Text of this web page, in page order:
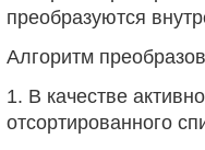
преобразуются
Алгоритм
1. В качестве
отсортированного